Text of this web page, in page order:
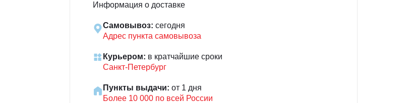
Информация о доставке
Самовывоз: сегодня
Адрес пункта самовывоза
Курьером: в кратчайшие сроки
Санкт-Петербург
Пункты выдачи: от 1 дня
Более 10 000 по всей России